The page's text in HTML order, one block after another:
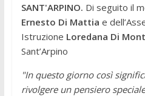
SANT'ARPINO. Di seguito il
Ernesto Di Mattia e
Istruzione Loredana Di
Sant’Arpino
"In questo giorno così
rivolgere un pensiero